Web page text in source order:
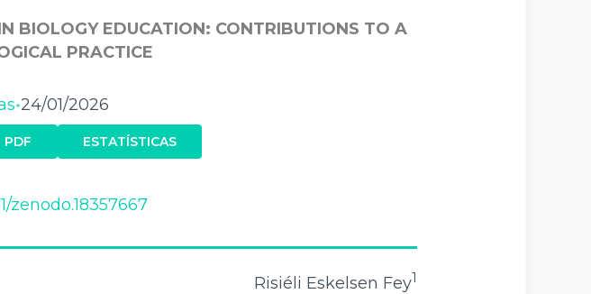
BIOLOGY EDUCATION: CONTRIBUTIONS TO A
PRACTICE
•24/01/2026
PDF ESTATÍSTICAS
zenodo.18357667
Risiéli Eskelsen Fey1